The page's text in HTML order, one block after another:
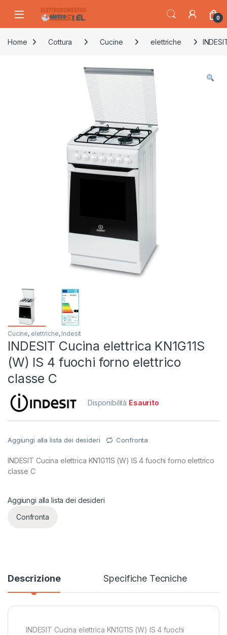
0
Home Cottura Cucine elettriche
Cucine, elettriche, Indesit
INDESIT Cucina elettrica KN1G11S
(W) IS 4 fuochi forno elettrico
classe C
Disponibilità Esaurito
Aggiungi alla lista dei desideri Confronta
INDESIT Cucina elettrica KN1G11S (W) IS 4 fuochi forno elettrico
classe C
Aggiungi alla lista dei desideri
Confronta
Descrizione Specifiche Tecniche
INDESIT Cucina elettrica KN1G11S (W) IS 4 fuochi